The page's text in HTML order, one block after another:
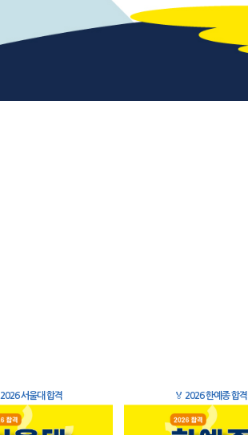
2026 서울대 합격 🏅 2026 한예종 합격